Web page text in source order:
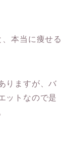
本当に痩せる
りますが、バ
ットなので是